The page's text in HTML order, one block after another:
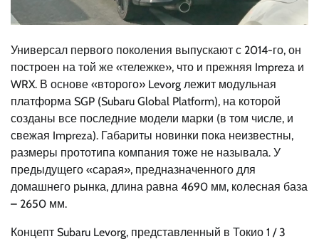
Универсал первого поколения выпускают с 2014-го, он
построен на той же «тележке», что и прежняя Impreza и
WRX. В основе «второго» Levorg лежит модульная
платформа SGP (Subaru Global Platform), на которой
созданы все последние модели марки (в том числе, и
свежая Impreza). Габариты новинки пока неизвестны,
размеры прототипа компания тоже не называла. У
предыдущего «сарая», предназначенного для
домашнего рынка, длина равна 4690 мм, колесная база
– 2650 мм.
Концепт Subaru Levorg, представленный в Токио 1 / 3